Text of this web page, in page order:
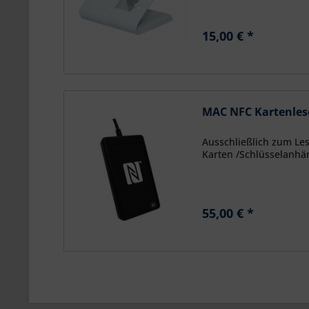
15,00 € *
MAC NFC
Ausschließlich zum
Karten /
55,00 € *